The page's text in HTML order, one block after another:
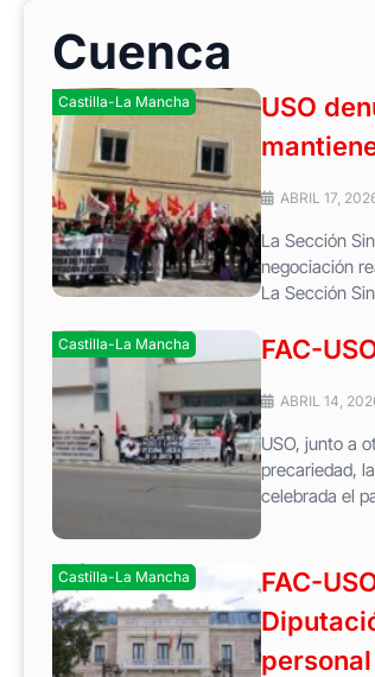
Cuenca
Castilla-La Mancha
USO
ABRIL 17,
La Sección
negociación
La Sección
Castilla-La Mancha FAC-
ABRIL 14,
USO, junto a
precariedad,
celebrada el
Castilla-La Mancha
FAC-